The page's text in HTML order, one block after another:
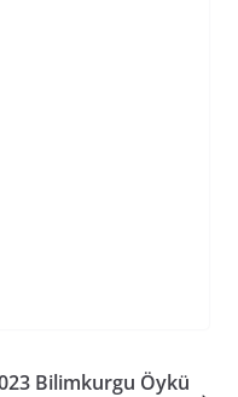
Bilimkurgu Öykü